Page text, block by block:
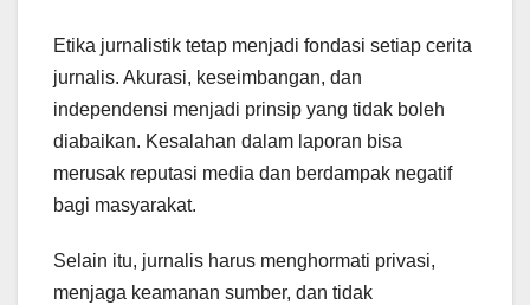
Etika jurnalistik tetap menjadi fondasi setiap cerita
jurnalis. Akurasi, keseimbangan, dan
independensi menjadi prinsip yang tidak boleh
diabaikan. Kesalahan dalam laporan bisa
merusak reputasi media dan berdampak negatif
bagi masyarakat.
Selain itu, jurnalis harus menghormati privasi,
menjaga keamanan sumber, dan tidak